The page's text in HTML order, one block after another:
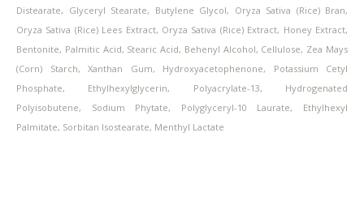
Distearate, Glyceryl Stearate, Butylene Glycol, Oryza Sativa (Rice) Bran,
Oryza Sativa (Rice) Lees Extract, Oryza Sativa (Rice) Extract, Honey Extract,
Bentonite, Palmitic Acid, Stearic Acid, Behenyl Alcohol, Cellulose, Zea Mays
(Corn) Starch, Xanthan Gum, Hydroxyacetophenone, Potassium Cetyl
Phosphate, Ethylhexylglycerin, Polyacrylate-13, Hydrogenated
Polyisobutene, Sodium Phytate, Polyglyceryl-10 Laurate, Ethylhexyl
Palmitate, Sorbitan Isostearate, Menthyl Lactate